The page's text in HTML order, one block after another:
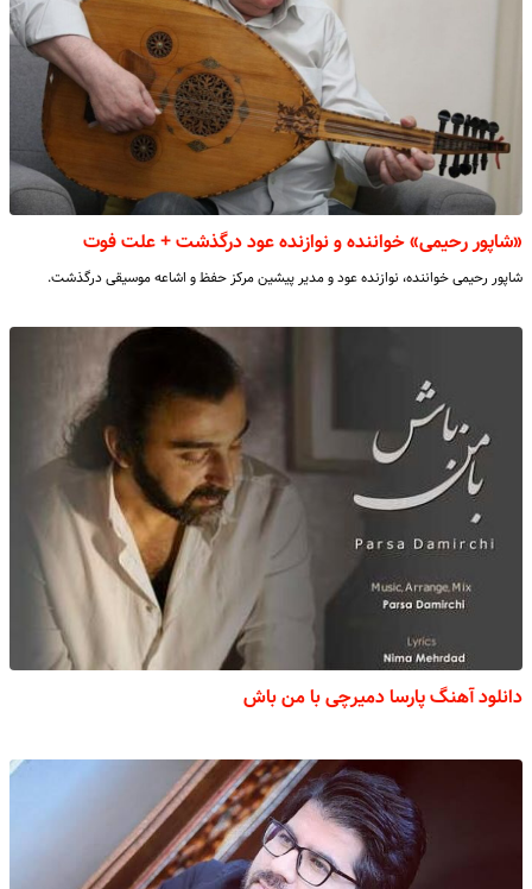
«شاپور رحیمی» خواننده و نوازنده عود درگذشت + علت فوت
شاپور رحیمی خواننده، نوازنده عود و مدیر پیشین مرکز حفظ و اشاعه موسیقی درگذشت.
دانلود آهنگ پارسا دمیرچی با من باش